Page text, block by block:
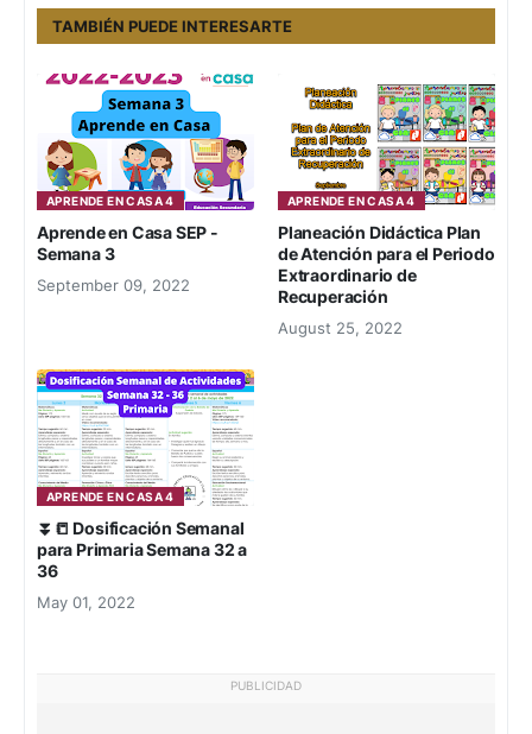
TAMBIÉN PUEDE INTERESARTE
APRENDE EN CASA 4
Aprende en Casa SEP -
Semana 3
September 09, 2022
APRENDE EN CASA 4
Planeación Didáctica Plan
de Atención para el Periodo
Extraordinario de
Recuperación
August 25, 2022
APRENDE EN CASA 4
⏬📒 Dosificación Semanal
para Primaria Semana 32 a
36
May 01, 2022
PUBLICIDAD